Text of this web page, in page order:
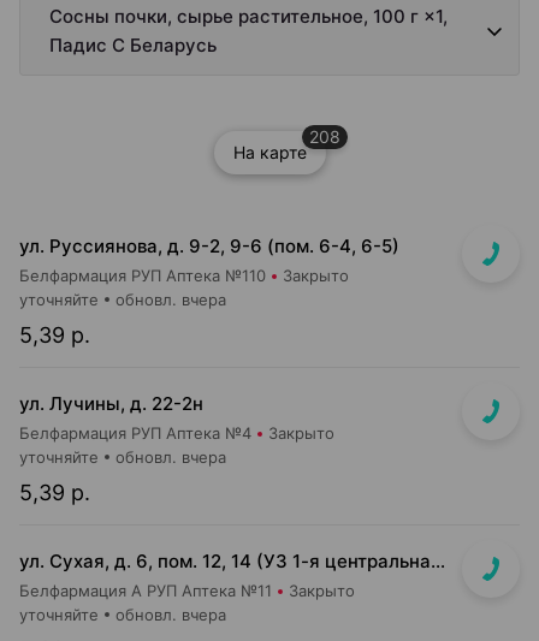
Сосны почки, сырье растительное, 100 г ×1,
Падис С Беларусь
На карте
208
ул. Руссиянова, д. 9-2, 9-6 (пом. 6-4, 6-5)
Белфармация РУП Аптека №110 Закрыто
5,39 р.
уточняйте обновл. вчера
ул. Лучины, д. 22-2н
Белфармация РУП Аптека №4 Закрыто
5,39 р.
уточняйте обновл. вчера
ул. Сухая, д. 6, пом. 12, 14 (УЗ 1-я центральная районная клиническая п-ка)
Белфармация А РУП Аптека №11 Закрыто
уточняйте обновл. вчера